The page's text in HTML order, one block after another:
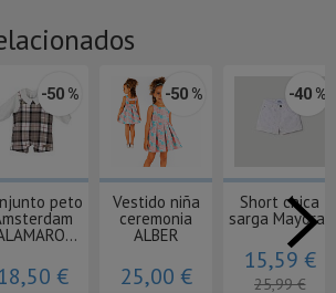
-50 %
peto
€
-50 %
Vestido niña
ceremonia
ALBER
25,00 €
-40 %
Short chica
sarga Mayoral
15,59 €
25,99 €